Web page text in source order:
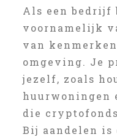
Als een bedrijf
voornamelijk
van
omgeving. Je
jezelf, zoals
huurwoningen
die
Bij aandelen is